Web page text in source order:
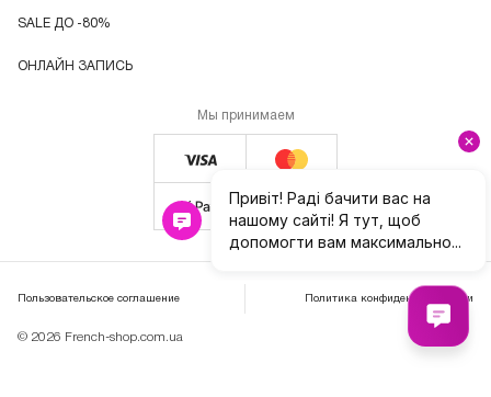
SALE ДО -80%
ОНЛАЙН ЗАПИСЬ
Мы принимаем
© 2026 French-shop.com.ua
Пользовательское соглашение Политика конфиденциальности